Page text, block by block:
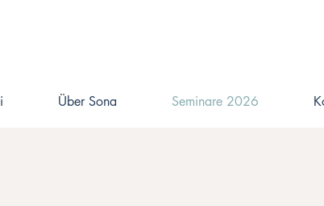
Über Sona Seminare 2026